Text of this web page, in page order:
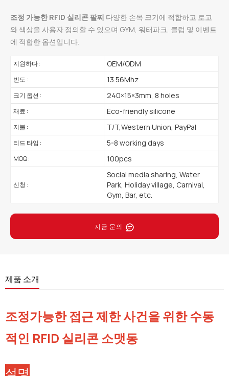
조정 가능한 RFID 실리콘 팔찌 다양한 손목 크기에 적합하고 로고
와 색상을 사용자 정의할 수 있으며 GYM, 워터파크, 클럽 및 이벤트
에 적합한 옵션입니다.
지원하다 : OEM/ODM
빈도 : 13.56Mhz
크기 옵션 : 240×15×3mm, 8 holes
재료 : Eco-friendly silicone
지불 : T/T,Western Union, PayPal
리드 타임 : 5-8 working days
MOQ : 100pcs
신청 :
Social media sharing, Water
Park, Holiday village, Carnival,
Gym, Bar, etc.
지금 문의
제품 소개
조정가능한 접근 제한 사건을 위한 수동
적인 RFID 실리콘 소맷동
설명